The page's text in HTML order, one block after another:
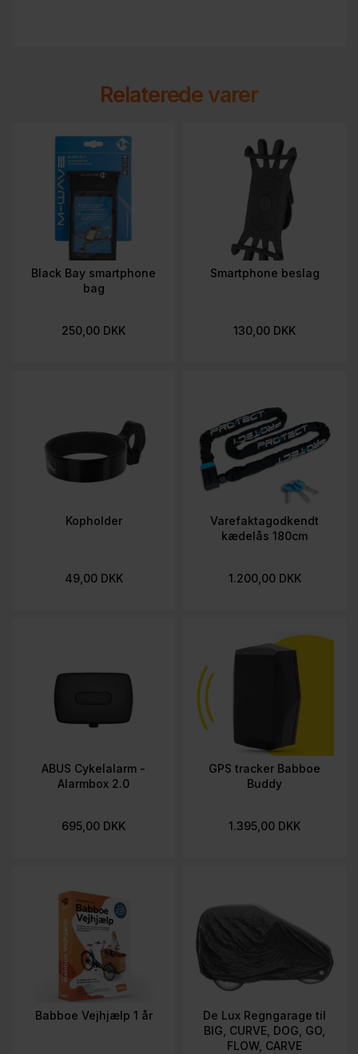
Relaterede varer
Black Bay smartphone
bag
250,00 DKK
Smartphone beslag
130,00 DKK
Kopholder
49,00 DKK
Varefaktagodkendt
kædelås 180cm
1.200,00 DKK
ABUS Cykelalarm -
Alarmbox 2.0
695,00 DKK
GPS tracker Babboe
Buddy
1.395,00 DKK
Babboe Vejhjælp 1 år
De Lux Regngarage til
BIG, CURVE, DOG, GO,
FLOW, CARVE